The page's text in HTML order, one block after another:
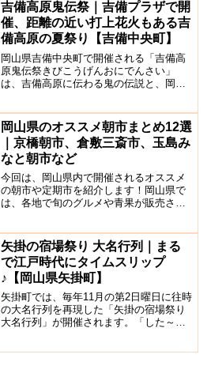
とめ役の警護が1人つ...
吉備高原鬼伝祭｜吉備プラザで開
催、距離の近い打上花火もある吉
備高原の夏祭り【吉備中央町】
岡山県吉備中央町で開催される「吉備高
原鬼伝祭きびこうげんおにでんさい」
は、吉備高原に伝わる鬼の伝説と、岡山
（土）15:00～21:00に開催されます。こ
ちらの夏祭...
岡山県のオススメ朝市まとめ12選
｜京橋朝市、倉敷三斎市、玉島み
なと朝市など
今回は、岡山県内で開催されるオススメ
の朝市や定期市を紹介します！岡山県で
は、各地で旬のグルメや青果が販売され
な手作り品が揃う朝市は、地元の人たち
と触れ合ったり、岡山の文...
矢掛の宿場祭り 大名行列｜まる
で江戸時代にタイムスリップ
♪【岡山県矢掛町】
矢掛町では、毎年11月の第2日曜日に往時
の大名行列を再現した「矢掛の宿場祭り
大名行列」が開催されます。「した～に